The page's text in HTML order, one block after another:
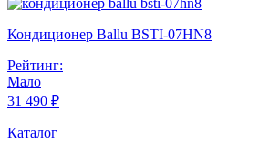
Кондиционер Ballu BSTI-07HN8
Рейтинг:
Мало
31 490 ₽
Каталог